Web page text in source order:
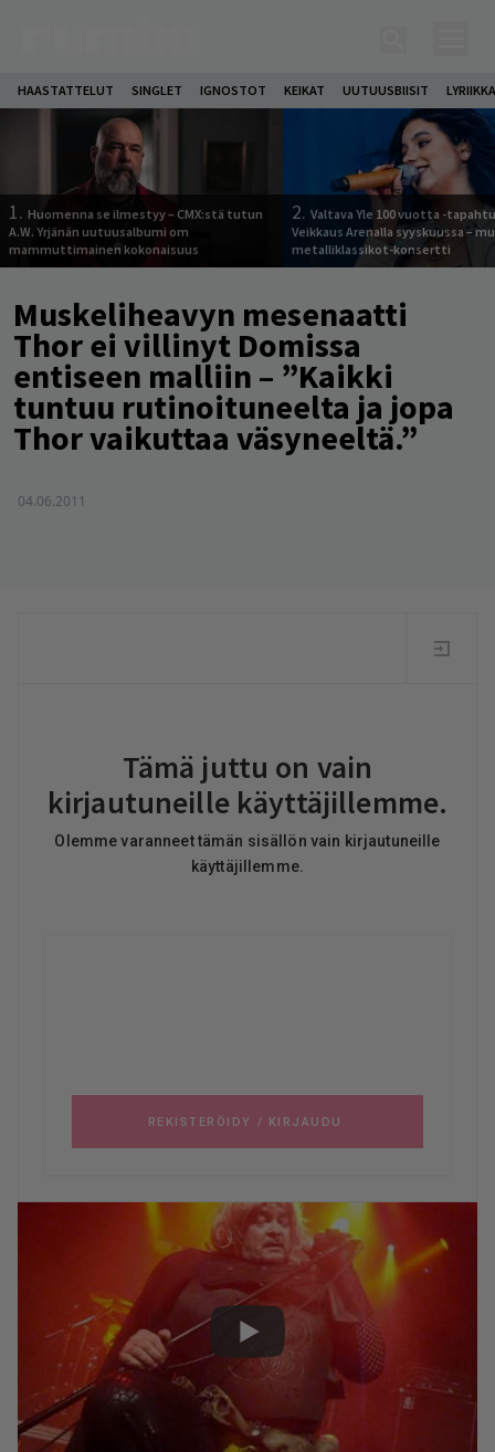
HAASTATTELUT SINGLET IGNOSTOT KEIKAT UUTUUSBIISIT
1. Huomenna se ilmestyy – CMX:stä tutun
A.W. Yrjänän uutuusalbumi om
mammuttimainen kokonaisuus
2. Valtava Yle 100 vuotta -
Veikkaus Arenalla syyskuussa –
metalliklassikot-konsertti
Muskeliheavyn mesenaatti
Thor ei villinyt Domissa
entiseen malliin – ”Kaikki
tuntuu rutinoituneelta ja jopa
Thor vaikuttaa väsyneeltä.”
04.06.2011